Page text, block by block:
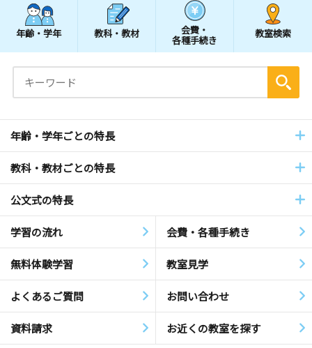
年齢・学年 教科・教材 会費・
各種手続き
教室検索
年齢・学年ごとの特長
教科・教材ごとの特長
公文式の特長
学習の流れ 会費・各種手続き
無料体験学習 教室見学
よくあるご質問 お問い合わせ
資料請求 お近くの教室を探す